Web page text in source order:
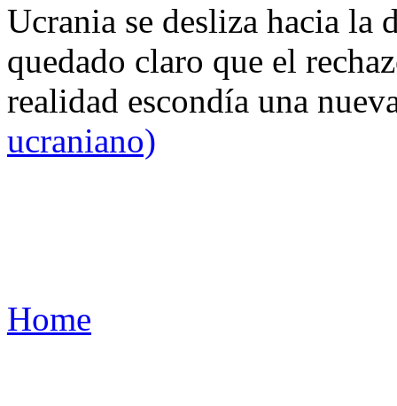
Ucrania se desliza hacia
quedado claro que el
realidad escondía una
ucraniano)
Home